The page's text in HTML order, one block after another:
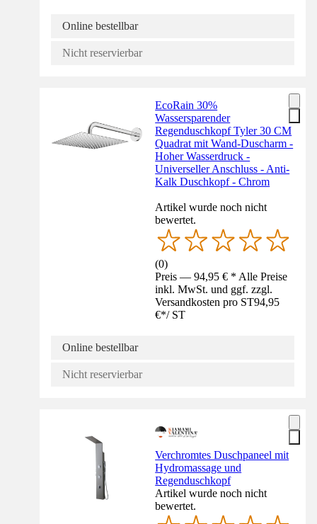
Online bestellbar
Nicht reservierbar
EcoRain 30%
Wassersparender
Regenduschkopf Tyler 30 CM
Quadrat mit Wand-Duscharm -
Hoher Wasserdruck -
Universeller Anschluss - Anti-
Kalk Duschkopf - Chrom
Artikel wurde noch nicht
bewertet.
(0)
Preis — 94,95 € * Alle Preise
inkl. MwSt. und ggf. zzgl.
Versandkosten pro ST94,95
€*/ ST
Online bestellbar
Nicht reservierbar
Verchromtes Duschpaneel mit
Hydromassage und
Regenduschkopf
Artikel wurde noch nicht
bewertet.